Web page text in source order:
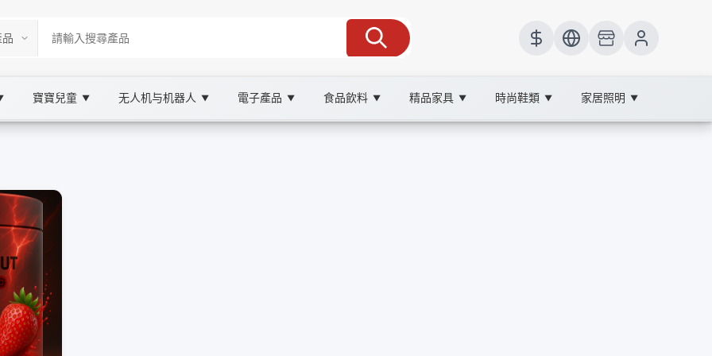
寶寶兒童 ▼ 无人机与机器人 ▼ 電子產品 ▼ 食品飲料 ▼ 精品家具 ▼ 時尚鞋類 ▼ 家居照明 ▼
速恢復並維持長期健康。